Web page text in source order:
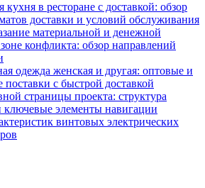
кухня в ресторане с доставкой: обзор
доставки и условий обслуживания
материальной и денежной
конфликта: обзор направлений
одежда женская и другая: оптовые и
поставки с быстрой доставкой
страницы проекта: структура
ключевые элементы навигации
винтовых электрических